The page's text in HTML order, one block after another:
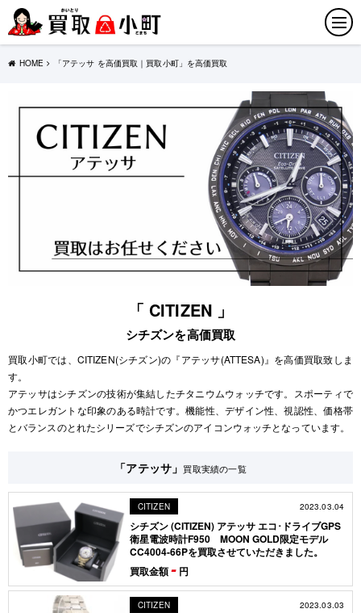
HOME 「アテッサ を高価買取｜買取小町」を高価買取
「 CITIZEN 」
シチズンを高価買取
買取小町では、CITIZEN(シチズン)の『アテッサ(ATTESA)』を高価買取致しま
す。
アテッサはシチズンの技術が集結したチタニウムウォッチです。スポーティで
かつエレガントな印象のある時計です。機能性、デザイン性、視認性、価格帯
とバランスのとれたシリーズでシチズンのアイコンウォッチとなっています。
「アテッサ」 買取実績の一覧
CITIZEN 2023.03.04
シチズン (CITIZEN) アテッサ エコ･ドライブGPS
衛星電波時計F950 MOON GOLD限定モデル
CC4004-66Pを買取させていただきました。
買取金額- 円
CITIZEN 2023.03.03